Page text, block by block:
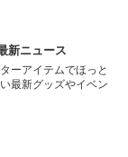
新ニュース
ーアイテムでほっと
最新グッズやイベン